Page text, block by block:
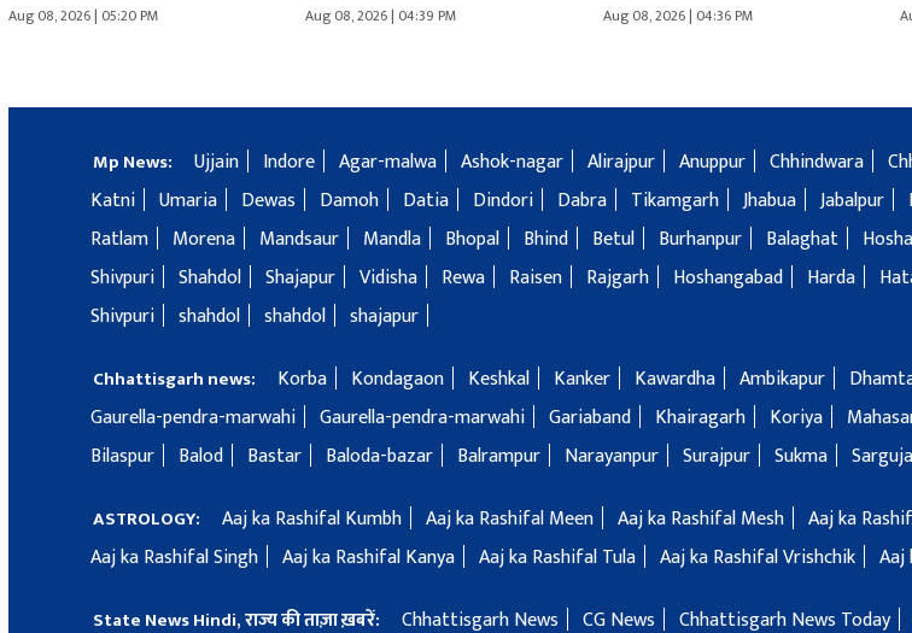
Aug 08, 2026 | 05:20 PM Aug 08, 2026 | 04:39 PM Aug 08, 2026 | 04:36 PM
Mp News: Ujjain Indore Agar-malwa Ashok-nagar Alirajpur Anuppur Chhindwara
Katni
Umaria Dewas Damoh Datia Dindori Dabra Tikamgarh Jhabua Jabalpur
Ratlam
Morena Mandsaur Mandla Bhopal Bhind Betul Burhanpur Balaghat
Shivpuri
Shahdol Shajapur Vidisha Rewa Raisen Rajgarh Hoshangabad Harda
Shivpuri
shahdol shahdol shajapur
Chhattisgarh news: Korba Kondagaon Keshkal Kanker Kawardha Ambikapur
Gaurella-pendra-marwahi
Gaurella-pendra-marwahi Gariaband Khairagarh Koriya
Bilaspur
Balod Bastar Baloda-bazar Balrampur Narayanpur Surajpur Sukma Sarguja
ASTROLOGY: Aaj ka Rashifal Kumbh Aaj ka Rashifal Meen Aaj ka Rashifal Mesh Aaj ka
Aaj ka Rashifal Singh
Aaj ka Rashifal Kanya Aaj ka Rashifal Tula Aaj ka Rashifal Vrishchik Aaj
State News Hindi, राज्य की ताज़ा ख़बरें: Chhattisgarh News CG News Chhattisgarh News Today